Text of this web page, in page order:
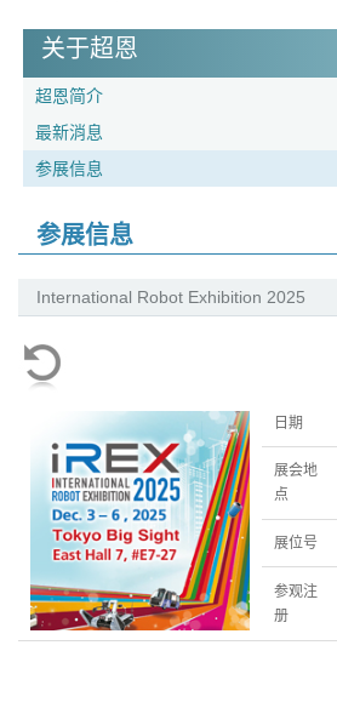
关于超恩
超恩简介
最新消息
参展信息
参展信息
International Robot Exhibition 2025
日期
展会地
点
展位号
参观注
册